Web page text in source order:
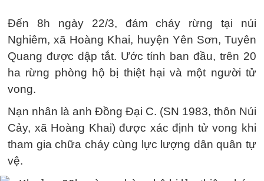
Đến 8h ngày 22/3, đám cháy rừng tại núi
Nghiêm, xã Hoàng Khai, huyện Yên Sơn, Tuyên
Quang được dập tắt. Ước tính ban đầu, trên 20
ha rừng phòng hộ bị thiệt hại và một người tử
vong.
Nạn nhân là anh Đồng Đại C. (SN 1983, thôn Núi
Cảy, xã Hoàng Khai) được xác định tử vong khi
tham gia chữa cháy cùng lực lượng dân quân tự
vệ.